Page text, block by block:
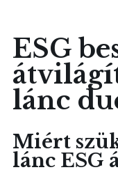
ESG
lánc
Miért
lánc ESG